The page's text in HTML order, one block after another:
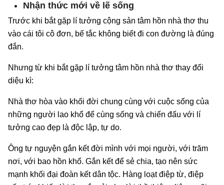
Nhận thức mới về lẽ sống
Trước khi bắt gặp lí tưởng cộng sản tâm hồn nhà thơ thu
vào cái tôi cô đơn, bế tắc không biết đi con đường là đúng
đắn.
Nhưng từ khi bắt gặp lí tưởng tâm hồn nhà thơ thay đổi
diệu kì:
Nhà thơ hòa vào khối đời chung cùng với cuộc sống của
những người lao khổ để cùng sống và chiến đấu với lí
tưởng cao đẹp là độc lập, tự do.
Ông tự nguyện gắn kết đời mình với mọi người, với trăm
nơi, với bao hồn khổ. Gắn kết để sẻ chia, tạo nên sức
mạnh khối đại đoàn kết dân tộc. Hàng loạt điệp từ, điệp